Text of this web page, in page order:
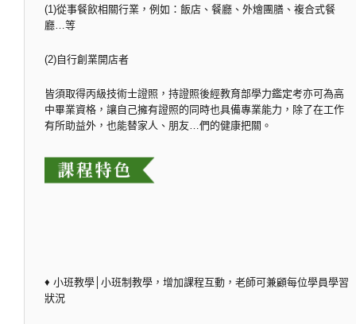
(1)從事餐飲相關行業，例如：飯店、餐廳、外燴團膳、複合式餐
廳…等
(2)自行創業開店者
皆須取得丙級技術士證照，持證照後經教育部學力鑑定考亦可為高
中畢業資格，讓自己擁有證照的同時也具備專業能力，除了在工作
有所助益外，也能替家人、朋友…們的健康把關。
♦ 小班教學│小班制教學，增加課程互動，老師可兼顧每位學員學習
狀況